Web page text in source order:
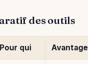
des outils
Pour qui Avantage